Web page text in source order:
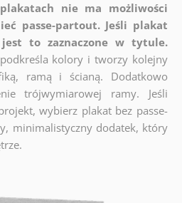
nie ma możliwości
passe-partout. Jeśli plakat
to zaznaczone w tytule.
kolory i tworzy kolejny
ramą i ścianą. Dodatkowo
trójwymiarowej ramy. Jeśli
wybierz plakat bez passe-
minimalistyczny dodatek, który